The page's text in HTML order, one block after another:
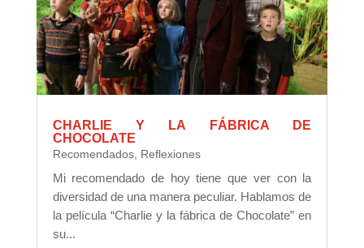
CHARLIE Y LA FÁBRICA DE
CHOCOLATE
Recomendados, Reflexiones
Mi recomendado de hoy tiene que ver con la
diversidad de una manera peculiar. Hablamos de
la película “Charlie y la fábrica de Chocolate” en
su...